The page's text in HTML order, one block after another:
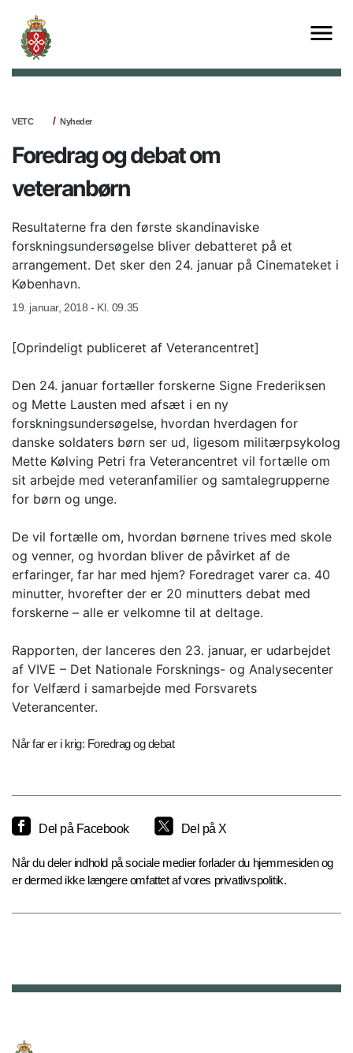
VETC Nyheder
Foredrag og debat om
veteranbørn
Resultaterne fra den første skandinaviske
forskningsundersøgelse bliver debatteret på et
arrangement. Det sker den 24. januar på Cinemateket i
København.
19. januar, 2018 - Kl. 09.35
[Oprindeligt publiceret af Veterancentret]
Den 24. januar fortæller forskerne Signe Frederiksen
og Mette Lausten med afsæt i en ny
forskningsundersøgelse, hvordan hverdagen for
danske soldaters børn ser ud, ligesom militærpsykolog
Mette Kølving Petri fra Veterancentret vil fortælle om
sit arbejde med veteranfamilier og samtalegrupperne
for børn og unge.
De vil fortælle om, hvordan børnene trives med skole
og venner, og hvordan bliver de påvirket af de
erfaringer, far har med hjem? Foredraget varer ca. 40
minutter, hvorefter der er 20 minutters debat med
forskerne – alle er velkomne til at deltage.
Rapporten, der lanceres den 23. januar, er udarbejdet
af VIVE – Det Nationale Forsknings- og Analysecenter
for Velfærd i samarbejde med Forsvarets
Veterancenter.
Når far er i krig: Foredrag og debat
Del på Facebook Del på X
Når du deler indhold på sociale medier forlader du hjemmesiden og
er dermed ikke længere omfattet af vores privatlivspolitik.